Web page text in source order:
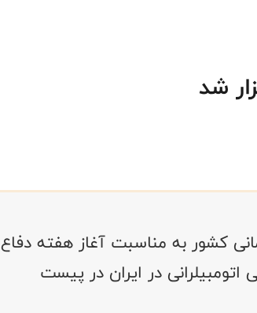
شد
کشور به مناسبت آغاز هفته دفاع
در ایران در پیست